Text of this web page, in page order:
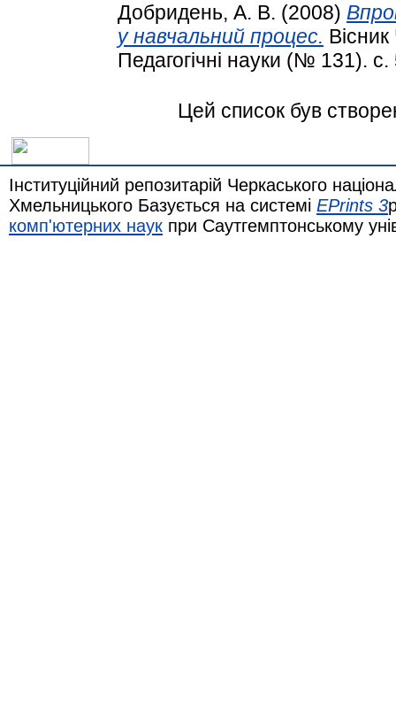
Добридень, А. В. (2008)
у навчальний процес.
Педагогічні науки (№ 131).
Цей список був
Інституційний репозитарій Черкаського
Хмельницького Базується на системі EPrints 3
комп'ютерних наук при Саутгемптонському